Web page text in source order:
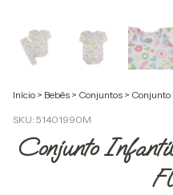
Início > Bebês > Conjuntos > Conjunto
SKU: 51401990M
Conjunto